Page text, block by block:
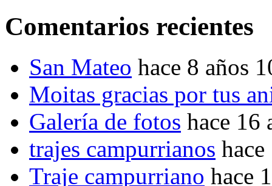
Comentarios recientes
San Mateo hace 8 años
Moitas gracias por tus
Galería de fotos hace 16
trajes campurrianos
Traje campurriano hace